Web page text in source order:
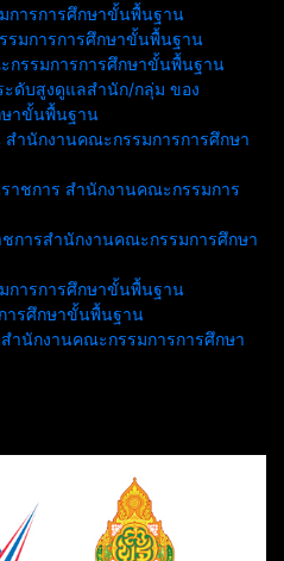
การการศึกษาขั้นพื้นฐาน
มการการศึกษาขั้นพื้นฐาน
กรรมการการศึกษาขั้นพื้นฐาน
ะดับสูงดูแลสำนัก/กลุ่ม ของ
าขั้นพื้นฐาน
สำนักงานคณะกรรมการการศึกษา
าชการ สำนักงานคณะกรรมการ
การสำนักงานคณะกรรมการศึกษา
การการศึกษาขั้นพื้นฐาน
ารศึกษาขั้นพื้นฐาน
ำนักงานคณะกรรมการการศึกษา